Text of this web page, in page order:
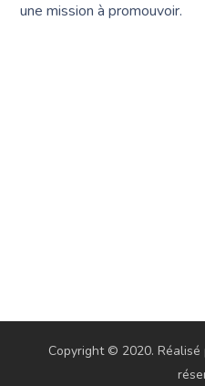
une mission à promouvoir.
Copyright © 2020. Réalisé